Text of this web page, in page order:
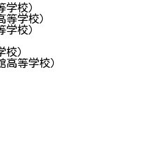
校）
学校）
校）
）
等学校）